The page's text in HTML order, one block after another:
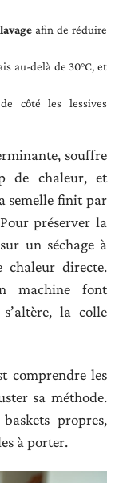
afin de réduire
au-delà de 30°C, et
côté les lessives
souffre
de chaleur, et
semelle finit par
préserver la
un séchage à
directe.
machine font
la colle
comprendre les
sa méthode.
propres,
à porter.